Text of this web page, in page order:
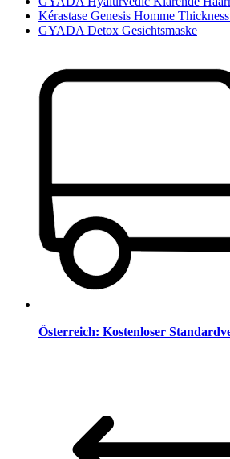
Kérastase Genesis Homme
GYADA Detox Gesichtsmaske
Österreich: Kostenloser